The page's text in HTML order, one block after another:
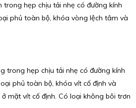
trong hẹp chịu tải nhẹ có đường kính
phủ toàn bộ, khóa vòng lệch tâm và
trong hẹp chịu tải nhẹ có đường kính
phủ toàn bộ, khóa vít cố định và
mặt vít cố định. Có loại không bôi trơn